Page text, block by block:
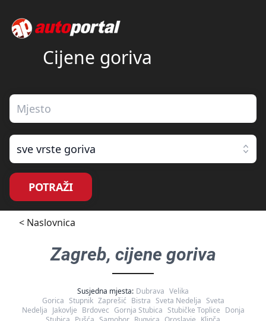
Cijene goriva
sve vrste goriva
POTRAŽI
< Naslovnica
Zagreb, cijene goriva
Susjedna mjesta: Dubrava Velika
Gorica Stupnik Zaprešić Bistra Sveta Nedelja Sveta
Nedelja Jakovlje Brdovec Gornja Stubica Stubičke Toplice Donja